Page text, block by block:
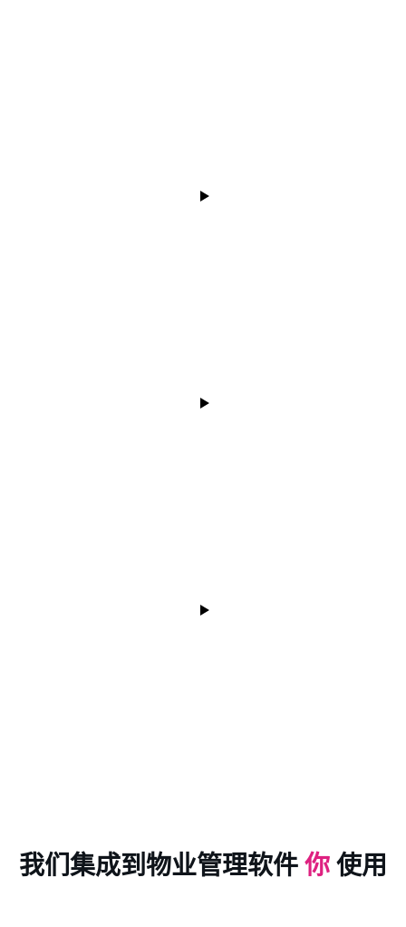
我们集成到物业管理软件 你 使用